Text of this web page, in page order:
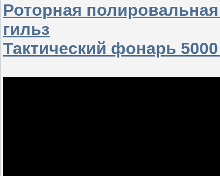
Роторная
гильз
Тактический фонарь